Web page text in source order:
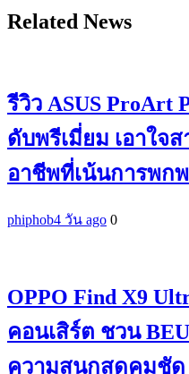
Related News
รีวิว ASUS ProArt
ดับพรีเมี่ยม เอาใจ
อาชีพที่เน้นการพก
phiphob4 วัน ago 0
OPPO Find X9
คอนเสิร์ต ชวน
ความสนุกสุดคมชัด